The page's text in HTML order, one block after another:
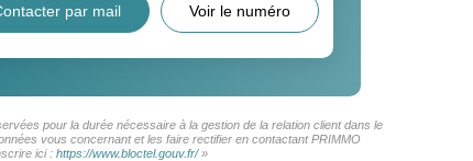
par mail Voir le numéro
pour la durée nécessaire à la gestion de la relation client dans le
vous concernant et les faire rectifier en contactant PRIMMO
ici : https://www.bloctel.gouv.fr/»